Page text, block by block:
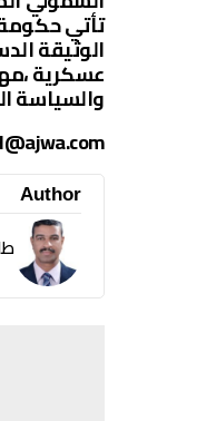
تأتي حكومة
الوثيقة
عسكرية
والسياسة
Author